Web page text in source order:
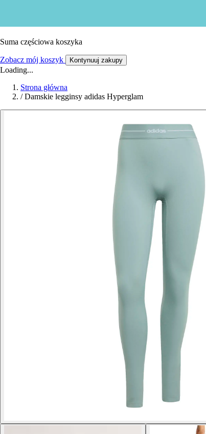
Suma częściowa koszyka
Zobacz mój koszyk Kontynuuj zakupy
Loading...
Strona główna
/ Damskie legginsy adidas Hyperglam